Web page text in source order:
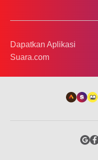
Dapatkan Aplikasi
Suara.com